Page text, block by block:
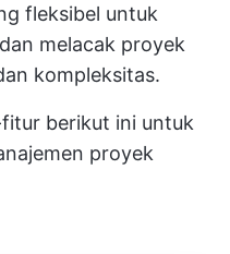
fleksibel untuk
melacak proyek
kompleksitas.
berikut ini untuk
proyek